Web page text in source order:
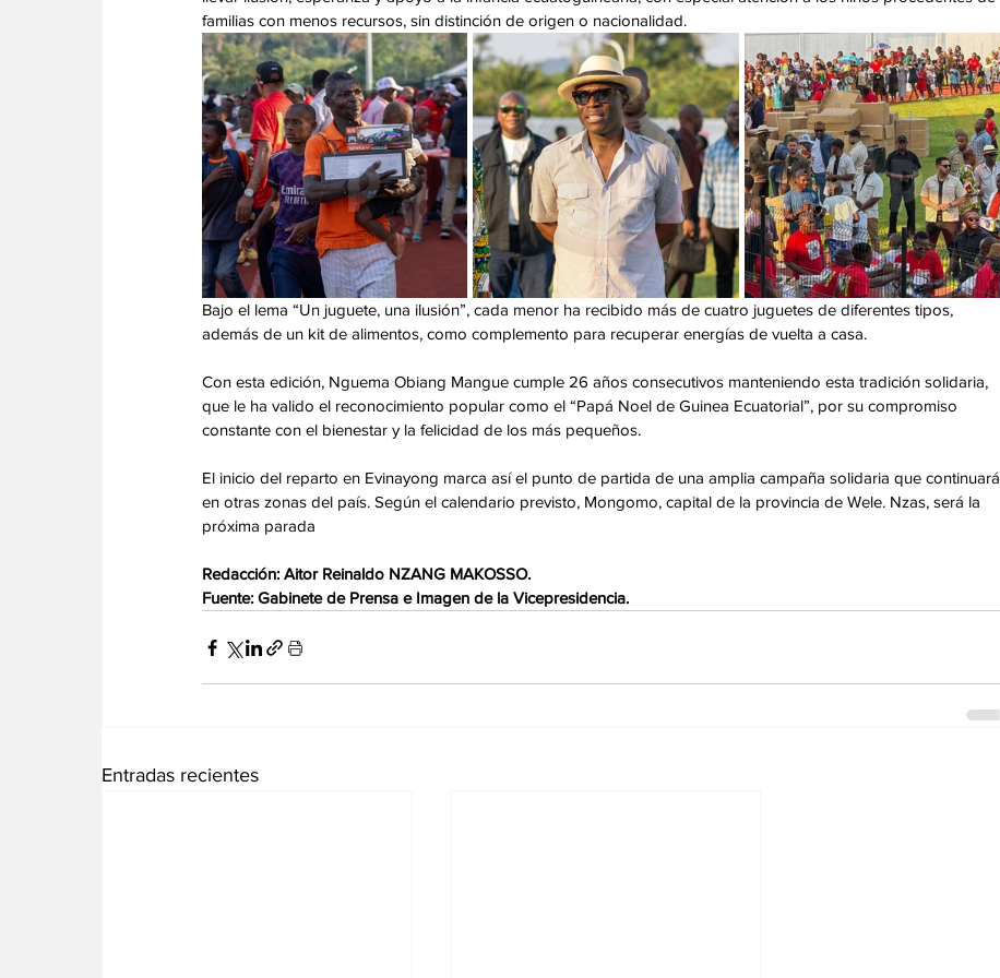
familias con menos recursos, sin distinción de origen o nacionalidad.
Bajo el lema “Un juguete, una ilusión”, cada menor ha recibido más de cuatro juguetes de diferentes tipos,
además de un kit de alimentos, como complemento para recuperar energías de vuelta a casa.
Con esta edición, Nguema Obiang Mangue cumple 26 años consecutivos manteniendo esta tradición solidaria,
que le ha valido el reconocimiento popular como el “Papá Noel de Guinea Ecuatorial”, por su compromiso
constante con el bienestar y la felicidad de los más pequeños.
El inicio del reparto en Evinayong marca así el punto de partida de una amplia campaña solidaria que continuará
en otras zonas del país. Según el calendario previsto, Mongomo, capital de la provincia de Wele. Nzas, será la
próxima parada
Redacción: Aitor Reinaldo NZANG MAKOSSO.
Fuente: Gabinete de Prensa e Imagen de la Vicepresidencia.
Entradas recientes